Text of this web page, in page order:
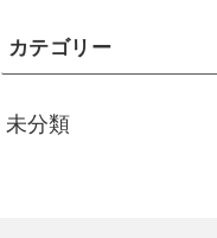
カテゴリー
未分類